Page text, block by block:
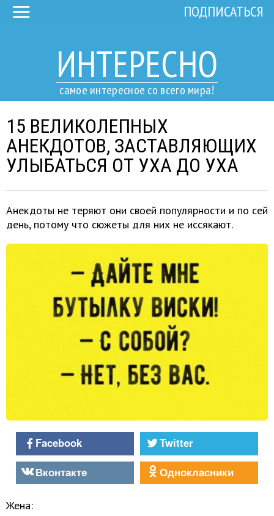
ИНТЕРЕСНО
самое интересное со всего мира!
ПОДПИСАТЬСЯ
15 ВЕЛИКОЛЕПНЫХ
АНЕКДОТОВ, ЗАСТАВЛЯЮЩИХ
УЛЫБАТЬСЯ ОТ УХА ДО УХА
Анекдоты не теряют они своей популярности и по сей
день, потому что сюжеты для них не иссякают.
Facebook
Twitter
Вконтакте
Однокласники
Жена: